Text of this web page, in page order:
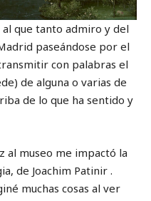
al que tanto admiro y del
paseándose por el
con palabras el
de alguna o varias de
de lo que ha sentido y
museo me impactó la
de Joachim Patinir .
muchas cosas al ver